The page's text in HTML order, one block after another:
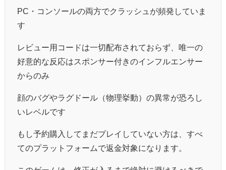
PC・コンソールの両方でクラッシュが頻発していま
す
レビュー用コードは一切配布されておらず、唯一の
好意的な反応はスポンサー付きのインフルエンサー
からのみ
顔のバグやラグドール（物理挙動）の異常が恐ろし
いレベルです
もし予約購入してまだプレイしていない方は、すべ
てのプラットフォームで返金対象になります。